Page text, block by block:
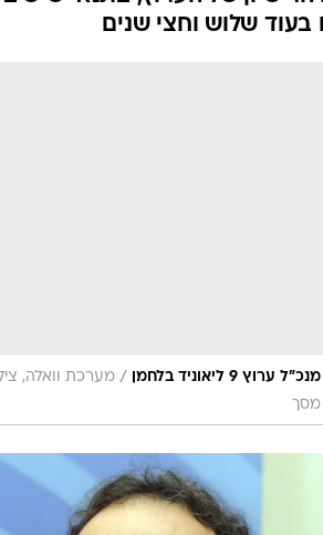
שלוש וחצי שנים
מנכ"ל ערוץ 9 ליאוניד בלחמן / מערכת וואלה,
מסך